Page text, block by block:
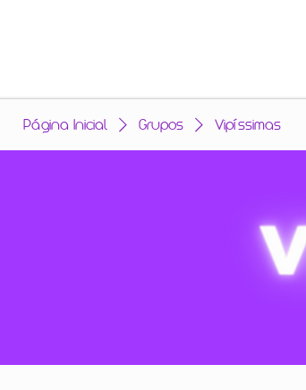
Página Inicial Grupos Vipíssimas